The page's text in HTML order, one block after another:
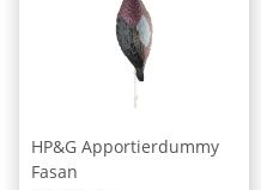
HP&G Apportierdummy
Fasan